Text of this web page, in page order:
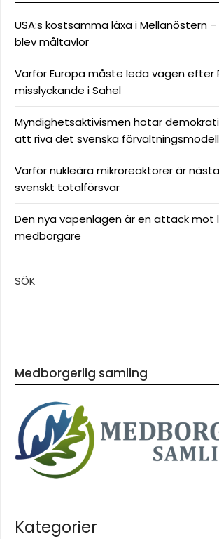
USA:s kostsamma läxa i Mellanöstern
blev måltavlor
Varför Europa måste leda vägen efter
misslyckande i Sahel
Myndighetsaktivismen hotar
att riva det svenska
Varför nukleära mikroreaktorer är
svenskt totalförsvar
Den nya vapenlagen är en attack mot
medborgare
SÖK
Medborgerlig samling
Kategorier